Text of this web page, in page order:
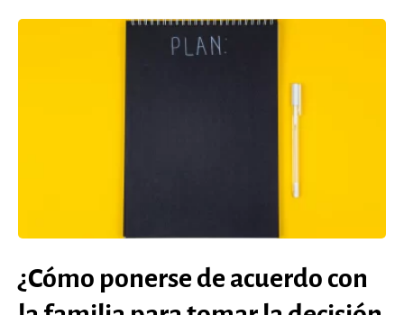
¿Cómo ponerse de acuerdo con